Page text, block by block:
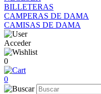
BILLETERAS
CAMPERAS DE DAMA
CAMISAS DE DAMA
Acceder
0
0